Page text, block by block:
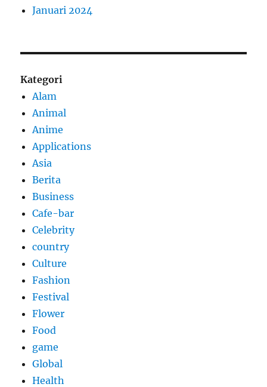
Januari 2024
Kategori
Alam
Animal
Anime
Applications
Asia
Berita
Business
Cafe-bar
Celebrity
country
Culture
Fashion
Festival
Flower
Food
game
Global
Health